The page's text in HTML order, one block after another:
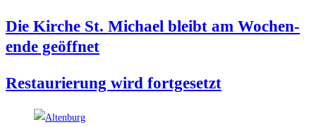
Die Kir­che St. Micha­el bleibt am Wochen­
en­de geöffnet
Restau­rie­rung wird fortgesetzt